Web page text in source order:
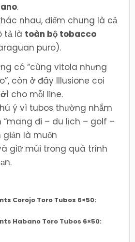
.
nhau, điểm chung là cả
tả là toàn bộ tobacco
puro).
có “cùng vitola nhưng
còn ở đây Illusione coi
cho mỗi line.
ý vì tubos thường nhắm
“mang đi – du lịch – golf –
giản là muốn
giữ mùi trong quá trình
Corojo Toro Tubos 6×50:
Habano Toro Tubos 6×50: